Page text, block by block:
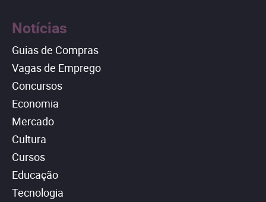
Notícias
Guias de Compras
Vagas de Emprego
Concursos
Economia
Mercado
Cultura
Cursos
Educação
Tecnologia